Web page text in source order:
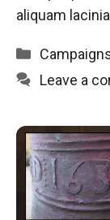
aliquam
Categories
Leave a